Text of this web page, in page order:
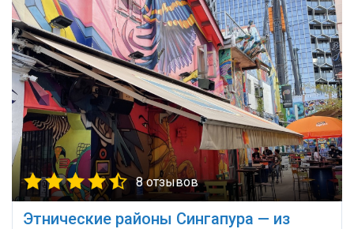
8 отзывов
Этнические районы Сингапура — из